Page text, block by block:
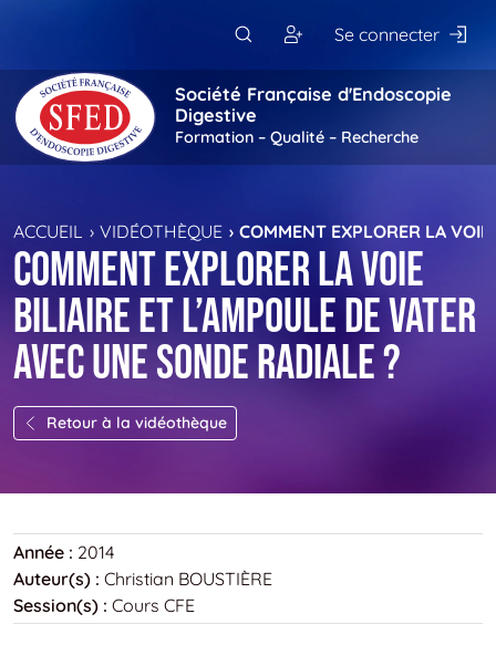
Se connecter
Société Française d'Endoscopie
Digestive
Formation – Qualité – Recherche
ACCUEIL VIDÉOTHÈQUE COMMENT EXPLORER LA
Comment explorer la voie
biliaire et l’ampoule de Vater
avec une sonde radiale ?
Retour à la vidéothèque
Année : 2014
Auteur(s) : Christian BOUSTIÈRE
Session(s) : Cours CFE